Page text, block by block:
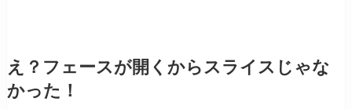
え？フェースが開くからスライスじゃな
かった！